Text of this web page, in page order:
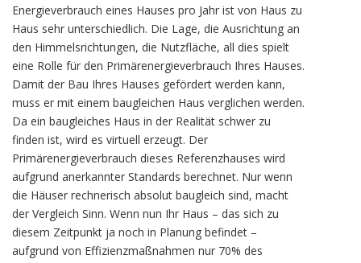
Energieverbrauch eines Hauses pro Jahr ist von Haus zu
Haus sehr unterschiedlich. Die Lage, die Ausrichtung an
den Himmelsrichtungen, die Nutzfläche, all dies spielt
eine Rolle für den Primärenergieverbrauch Ihres Hauses.
Damit der Bau Ihres Hauses gefördert werden kann,
muss er mit einem baugleichen Haus verglichen werden.
Da ein baugleiches Haus in der Realität schwer zu
finden ist, wird es virtuell erzeugt. Der
Primärenergieverbrauch dieses Referenzhauses wird
aufgrund anerkannter Standards berechnet. Nur wenn
die Häuser rechnerisch absolut baugleich sind, macht
der Vergleich Sinn. Wenn nun Ihr Haus – das sich zu
diesem Zeitpunkt ja noch in Planung befindet –
aufgrund von Effizienzmaßnahmen nur 70% des